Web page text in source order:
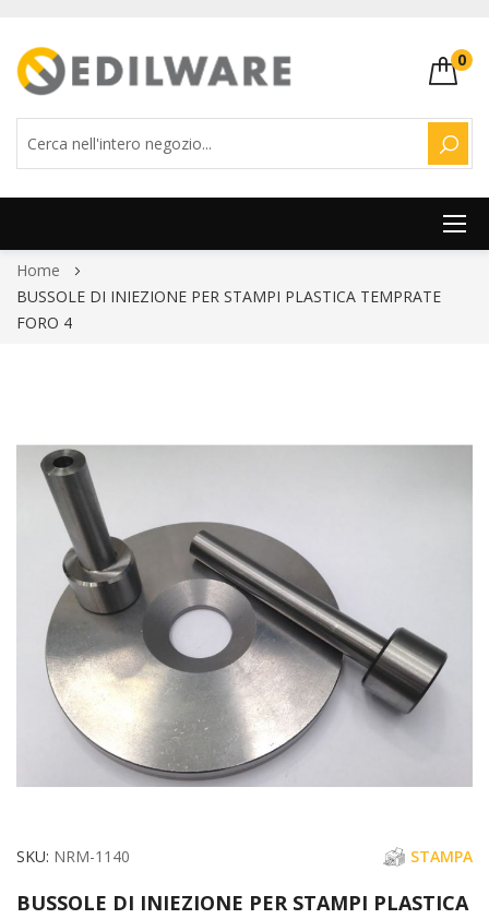
0
Salta
al
contenuto
Home
BUSSOLE DI INIEZIONE PER STAMPI PLASTICA TEMPRATE
FORO 4
fine
della
galleria
immagini
Vai
della
SKU NRM-1140 STAMPA
BUSSOLE DI INIEZIONE PER STAMPI PLASTICA